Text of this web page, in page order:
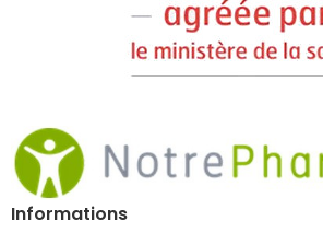
Informations